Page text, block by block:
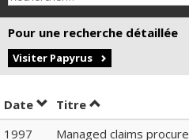
Pour une recherche détaillée
Visiter Papyrus
Date Trier par date en ordre
Titre Trier par titre
1997
Managed claims